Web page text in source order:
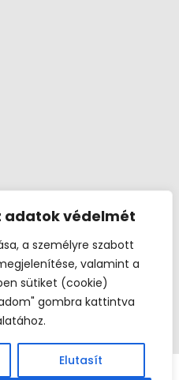
adatok védelmét
a személyre szabott
valamint a
sütiket (cookie)
gombra kattintva
Elutasít